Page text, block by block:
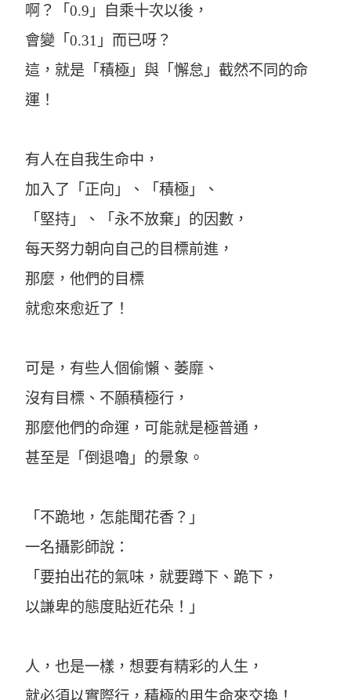
啊？「0.9」自乘十次以後，
會變「0.31」而已呀？
這，就是「積極」與「懈怠」截然不同的命
運！
有人在自我生命中，
加入了「正向」、「積極」、
「堅持」、「永不放棄」的因數，
每天努力朝向自己的目標前進，
那麼，他們的目標
就愈來愈近了！
可是，有些人個偷懶、萎靡、
沒有目標、不願積極行，
那麼他們的命運，可能就是極普通，
甚至是「倒退嚕」的景象。
「不跪地，怎能聞花香？」
一名攝影師說：
「要拍出花的氣味，就要蹲下、跪下，
以謙卑的態度貼近花朵！」
人，也是一樣，想要有精彩的人生，
就必須以實際行，積極的用生命來交換！